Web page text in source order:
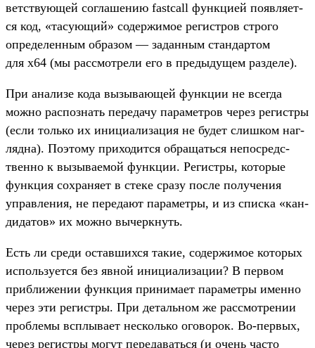
ветс­тву­ющей сог­лашению fastcall фун­кци­ей появ­ляет­
ся код, «тасу­ющий» содер­жимое регис­тров стро­го
опре­делен­ным обра­зом — задан­ным стан­дартом
для x64 (мы рас­смот­рели его в пре­дыду­щем раз­деле).
При ана­лизе кода вызыва­ющей фун­кции не всег­да
мож­но рас­познать переда­чу парамет­ров через регис­тры
(если толь­ко их ини­циали­зация не будет слиш­ком наг­
лядна). Поэто­му при­ходит­ся обра­щать­ся непос­редс­
твен­но к вызыва­емой фун­кции. Регис­тры, которые
фун­кция сох­раня­ет в сте­ке сра­зу пос­ле получе­ния
управле­ния, не переда­ют парамет­ры, и из спис­ка «кан­
дидатов» их мож­но вычер­кнуть.
Есть ли сре­ди оставших­ся такие, содер­жимое которых
исполь­зует­ся без явной ини­циали­зации? В пер­вом
приб­лижении фун­кция при­нима­ет парамет­ры имен­но
через эти регис­тры. При деталь­ном же рас­смот­рении
проб­лемы всплы­вает нес­коль­ко ого­ворок. Во‑пер­вых,
через регис­тры могут переда­вать­ся (и очень час­то